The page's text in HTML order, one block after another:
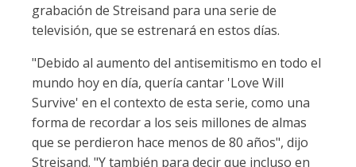
grabación de Streisand para una serie de
televisión, que se estrenará en estos días.
"Debido al aumento del antisemitismo en todo el
mundo hoy en día, quería cantar 'Love Will
Survive' en el contexto de esta serie, como una
forma de recordar a los seis millones de almas
que se perdieron hace menos de 80 años", dijo
Streisand. "Y también para decir que incluso en